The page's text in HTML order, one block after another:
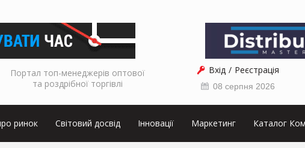
Портал топ-менеджерів оптової
та роздрібної торгівлі
Вхід Реєстрація
08 серпня 2026
ринок Світовий досвід Інновації Маркетинг Каталог